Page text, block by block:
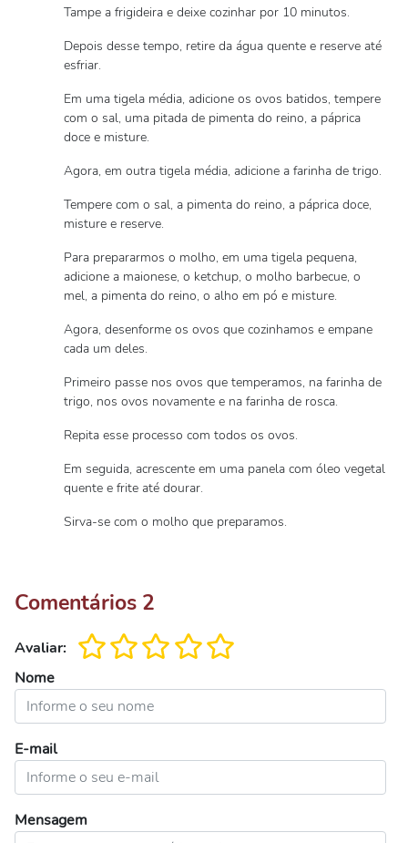
Tampe a frigideira e deixe cozinhar por 10 minutos.
Depois desse tempo, retire da água quente e reserve até
esfriar.
Em uma tigela média, adicione os ovos batidos, tempere
com o sal, uma pitada de pimenta do reino, a páprica
doce e misture.
Agora, em outra tigela média, adicione a farinha de trigo.
Tempere com o sal, a pimenta do reino, a páprica doce,
misture e reserve.
Para prepararmos o molho, em uma tigela pequena,
adicione a maionese, o ketchup, o molho barbecue, o
mel, a pimenta do reino, o alho em pó e misture.
Agora, desenforme os ovos que cozinhamos e empane
cada um deles.
Primeiro passe nos ovos que temperamos, na farinha de
trigo, nos ovos novamente e na farinha de rosca.
Repita esse processo com todos os ovos.
Em seguida, acrescente em uma panela com óleo vegetal
quente e frite até dourar.
Sirva-se com o molho que preparamos.
Comentários 2
Avaliar:
Nome
E-mail
Mensagem